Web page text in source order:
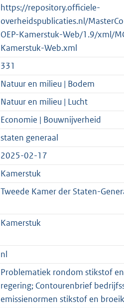
https://repository.officiele-
overheidspublicaties.nl/
OEP-Kamerstuk-Web/1.9/xml/
Kamerstuk-Web.xml
331
Natuur en milieu | Bodem
Natuur en milieu | Lucht
Economie | Bouwnijverheid
staten generaal
2025-02-17
Kamerstuk
Tweede Kamer der Staten-
Kamerstuk
nl
Problematiek rondom stikstof en
regering; Contourenbrief
emissienormen stikstof en